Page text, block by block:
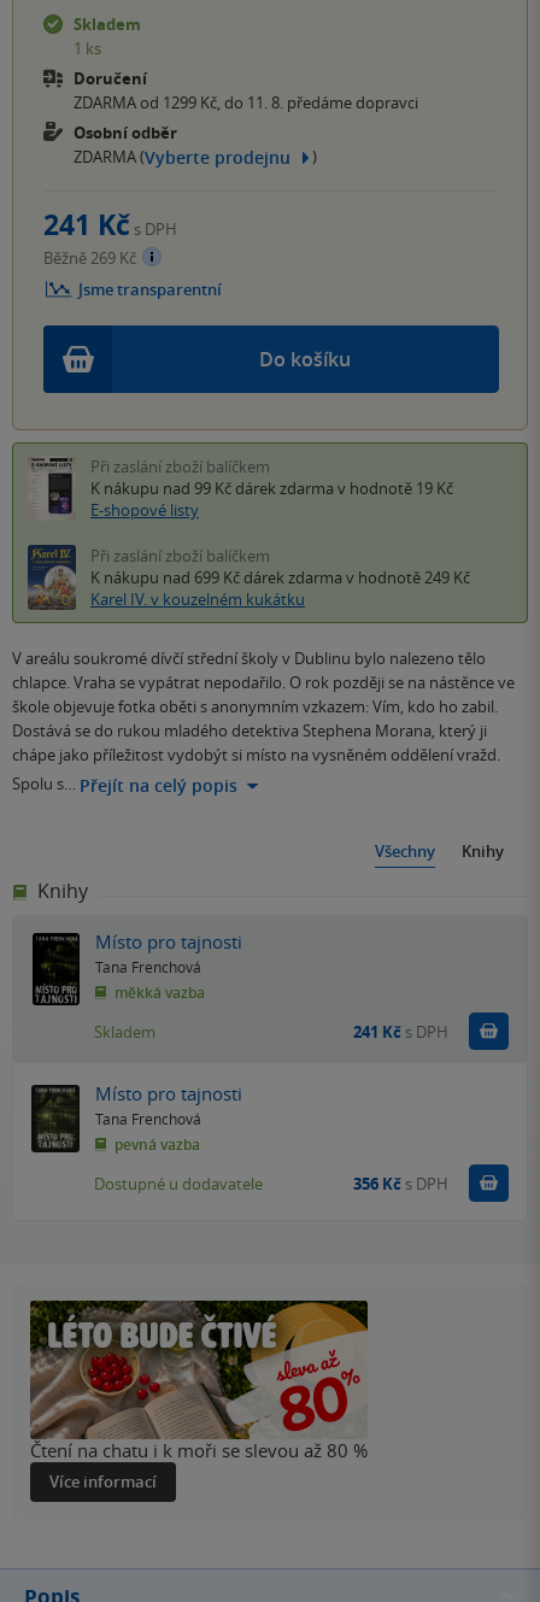
Skladem
1 ks
Doručení
ZDARMA od 1299 Kč, do 11. 8. předáme dopravci
Osobní odběr
ZDARMA (Vyberte prodejnu )
Do košíku
241 Kč s DPH
Běžně 269 Kč
Jsme transparentní
Při zaslání zboží balíčkem
K nákupu nad 99 Kč dárek zdarma v hodnotě 19 Kč
E-shopové listy
Při zaslání zboží balíčkem
K nákupu nad 699 Kč dárek zdarma v hodnotě 249 Kč
Karel IV. v kouzelném kukátku
V areálu soukromé dívčí střední školy v Dublinu bylo nalezeno tělo
chlapce. Vraha se vypátrat nepodařilo. O rok později se na nástěnce ve
škole objevuje fotka oběti s anonymním vzkazem: Vím, kdo ho zabil.
Dostává se do rukou mladého detektiva Stephena Morana, který ji
chápe jako příležitost vydobýt si místo na vysněném oddělení vražd.
Spolu s… Přejít na celý popis
Všechny Knihy
Knihy
Místo pro tajnosti
Tana Frenchová
měkká vazba
Skladem 241 Kč s DPH
Místo pro tajnosti
Tana Frenchová
pevná vazba
Dostupné u dodavatele 356 Kč s DPH
Čtení na chatu i k moři se slevou až 80 %
Více informací
Popis